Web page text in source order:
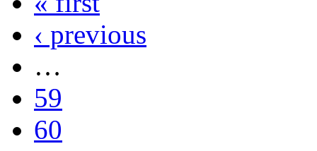
‹ previous
…
59
60